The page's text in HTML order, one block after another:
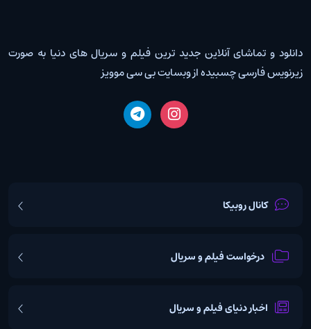
دانلود و تماشای آنلاین جدید ترین فیلم و سریال های دنیا به صورت
زیرنویس فارسی چسبیده از وبسایت بی سی موویز
کانال روبیکا
درخواست فیلم و سریال
اخبار دنیای فیلم و سریال